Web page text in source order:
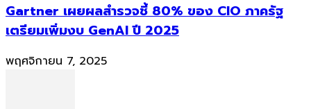
Gartner เผยผลสำรวจชี้ 80% ของ CIO ภาครัฐ
เตรียมเพิ่มงบ GenAI ปี 2025
พฤศจิกายน 7, 2025